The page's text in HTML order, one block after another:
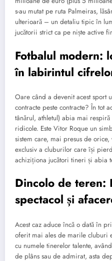
s-au mutat pe ruta Palmeiras,
ulterioară – un detaliu tipic în
jucătorii strict ca pe niște active
Fotbalul modern:
în labirintul
Oare când a devenit acest sport
contracte peste contracte? În tot
tânărul, athletul) abia mai
ridicole. Este Vitor Roque un
sistem care, mai presus de
exclusiv a cluburilor care își
achiziționa jucători tineri și abia
Dincolo de teren:
spectacol și
Acest caz aduce încă o dată în
oferit mai ales de marile cluburi
cu numele tinerelor talente,
de plâns sau de admirat, asta